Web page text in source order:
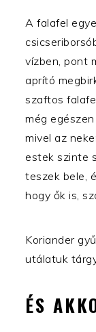
A falafel
vízben, pont
aprító
szaftos
még
mivel az
estek szinte
teszek bele,
hogy ők is,
Koriander
utálatuk
ÉS